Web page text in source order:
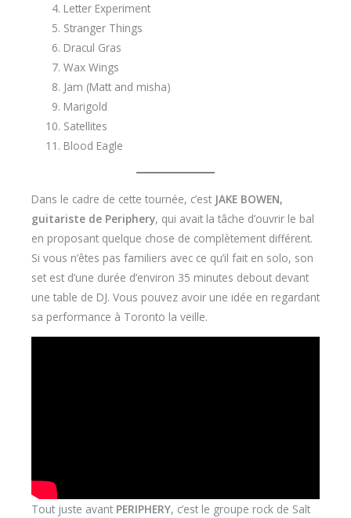
Letter Experiment
Stranger Things
Dracul Gras
Wax Wings
Jam (Matt and misha)
Marigold
Satellites
Blood Eagle
Dans le cadre de cette tournée, c’est JAKE BOWEN,
guitariste de Periphery, qui avait la tâche d’ouvrir le bal
en proposant quelque chose de complètement différent.
Si vous n’êtes pas familiers avec ce qu’il fait en solo, son
set est d’une durée d’environ 35 minutes debout devant
une table de DJ. Vous pouvez avoir une idée en regardant
sa performance à Toronto la veille.
Tout juste avant PERIPHERY, c’est le groupe rock de Salt